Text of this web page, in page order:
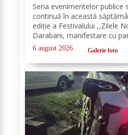
Seria evenimentelor publice
continuă în această
ediție a Festivalului ,,Zilele
Darabani, manifestare cu
care Inspectoratul de
cooperare cu partenerii
6 august 2026 Galerie foto